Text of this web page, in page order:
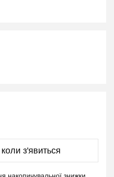
з'явиться